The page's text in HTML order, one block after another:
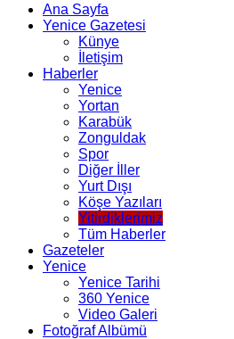
Ana Sayfa
Yenice Gazetesi
Künye
İletişim
Haberler
Yenice
Yortan
Karabük
Zonguldak
Spor
Diğer İller
Yurt Dışı
Köşe Yazıları
Yitirdiklerimiz
Tüm Haberler
Gazeteler
Yenice
Yenice Tarihi
360 Yenice
Video Galeri
Fotoğraf Albümü